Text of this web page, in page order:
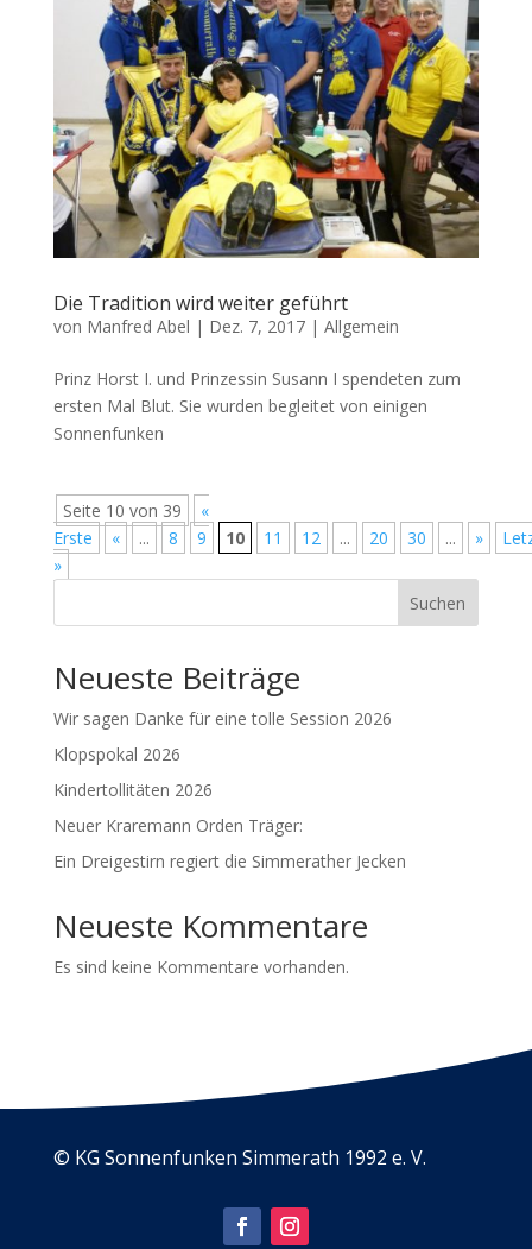
Die Tradition wird weiter geführt
von Manfred Abel | Dez. 7, 2017| Allgemein
Prinz Horst I. und Prinzessin Susann I spendeten zum
ersten Mal Blut. Sie wurden begleitet von einigen
Sonnenfunken
Seite 10 von 39
«
Erste
« ... 8 9 10 11 12 ... 20 30 ... »
»
Suchen
Neueste Beiträge
Wir sagen Danke für eine tolle Session 2026
Klopspokal 2026
Kindertollitäten 2026
Neuer Kraremann Orden Träger:
Ein Dreigestirn regiert die Simmerather Jecken
Neueste Kommentare
Es sind keine Kommentare vorhanden.
© KG Sonnenfunken Simmerath 1992 e. V.